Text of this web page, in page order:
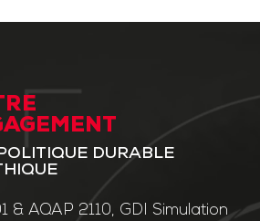
DURABLE
& AQAP 2110, GDI Simulation